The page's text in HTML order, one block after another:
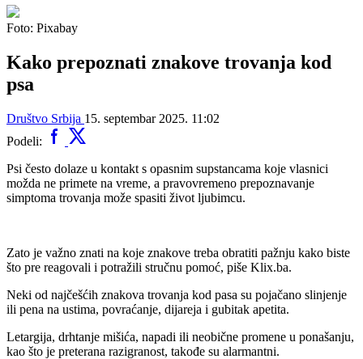
Foto: Pixabay
Kako prepoznati znakove trovanja kod
psa
Društvo Srbija 15. septembar 2025. 11:02
Podeli:
Psi često dolaze u kontakt s opasnim supstancama koje vlasnici
možda ne primete na vreme, a pravovremeno prepoznavanje
simptoma trovanja može spasiti život ljubimcu.
Zato je važno znati na koje znakove treba obratiti pažnju kako biste
što pre reagovali i potražili stručnu pomoć, piše Klix.ba.
Neki od najčešćih znakova trovanja kod pasa su pojačano slinjenje
ili pena na ustima, povraćanje, dijareja i gubitak apetita.
Letargija, drhtanje mišića, napadi ili neobične promene u ponašanju,
kao što je preterana razigranost, takođe su alarmantni.